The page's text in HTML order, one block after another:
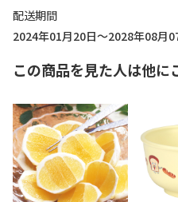
配送期間
2024年01月20日～2028年08月
この商品を見た人は他に